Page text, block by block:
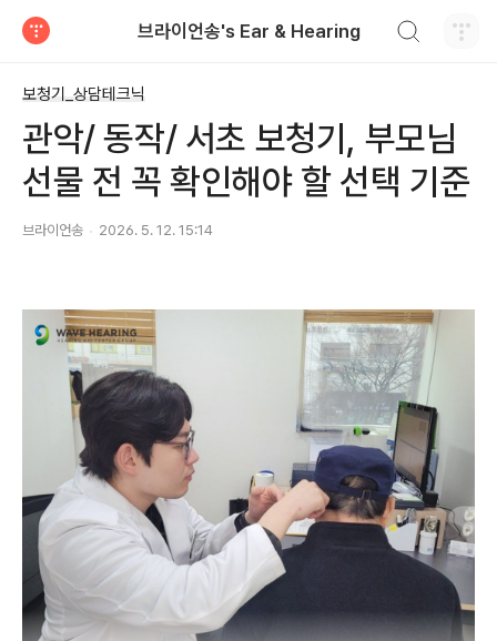
브라이언송's Ear & Hearing
보청기_상담테크닉
관악/ 동작/ 서초 보청기, 부모님
선물 전 꼭 확인해야 할 선택 기준
브라이언송 2026. 5. 12. 15:14